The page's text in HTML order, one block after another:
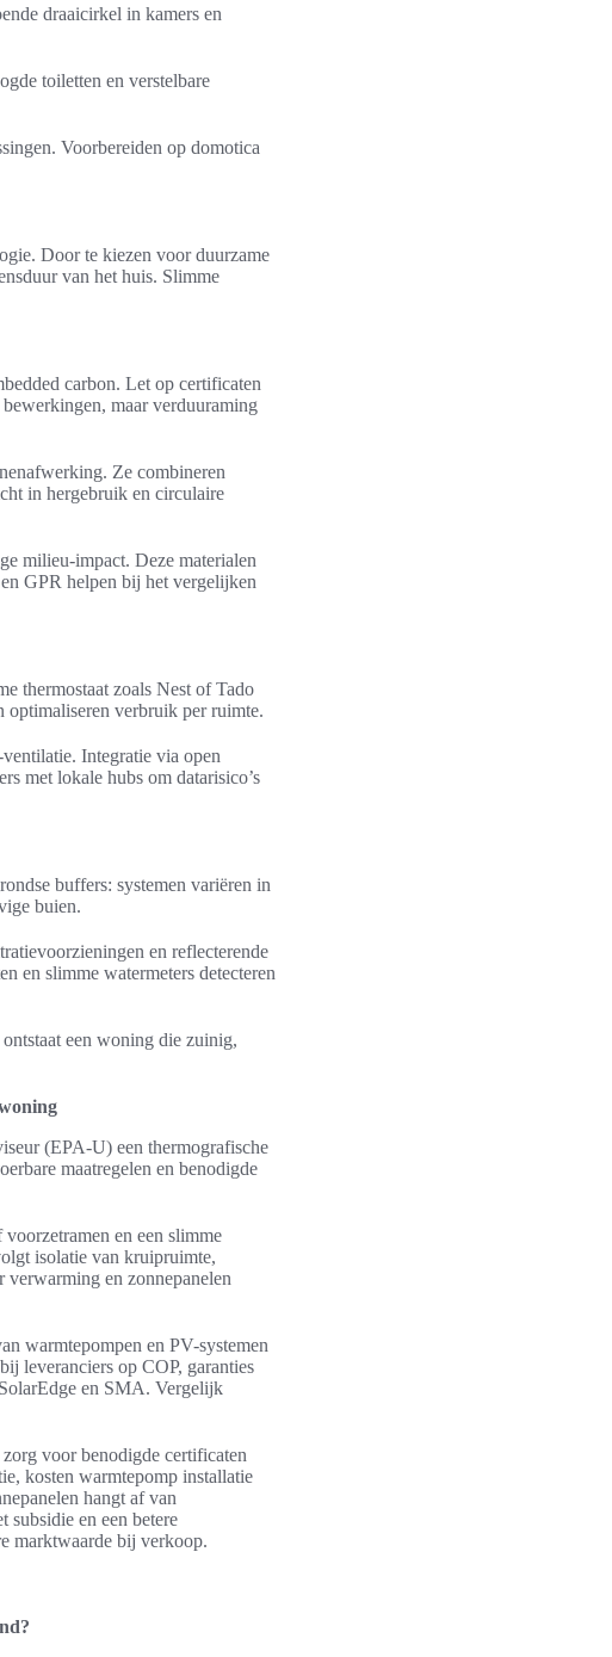
draaicirkel in kamers en
toiletten en verstelbare
Voorbereiden op domotica
Door te kiezen voor duurzame
van het huis. Slimme
carbon. Let op certificaten
maar verduuraming
Ze combineren
in hergebruik en circulaire
milieu-impact. Deze materialen
GPR helpen bij het vergelijken
thermostaat zoals Nest of Tado
optimaliseren verbruik per ruimte.
Integratie via open
met lokale hubs om datarisico’s
buffers: systemen variëren in
buien.
en reflecterende
en slimme watermeters detecteren
een woning die zuinig,
(EPA-U) een thermografische
maatregelen en benodigde
en een slimme
isolatie van kruipruimte,
verwarming en zonnepanelen
warmtepompen en PV-systemen
leveranciers op COP, garanties
en SMA. Vergelijk
voor benodigde certificaten
kosten warmtepomp installatie
hangt af van
subsidie en een betere
marktwaarde bij verkoop.